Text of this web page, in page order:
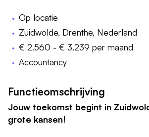
Op locatie
Zuidwolde, Drenthe, Nederland
€ 2.560 - € 3.239 per maand
Accountancy
Functieomschrijving
Jouw toekomst begint in
grote kansen!